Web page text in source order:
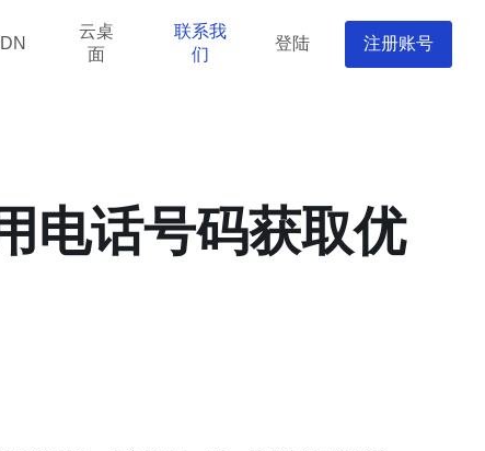
云桌
面
联系我
们
登陆 注册账号
电话号码获取优